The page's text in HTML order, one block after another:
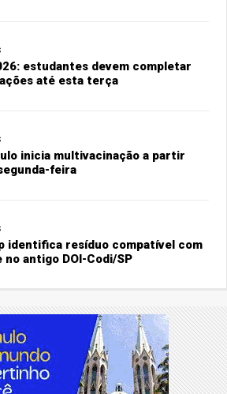
estudantes devem completar
até esta terça
inicia multivacinação a partir
feira
identifica resíduo compatível com
no antigo DOI-Codi/SP